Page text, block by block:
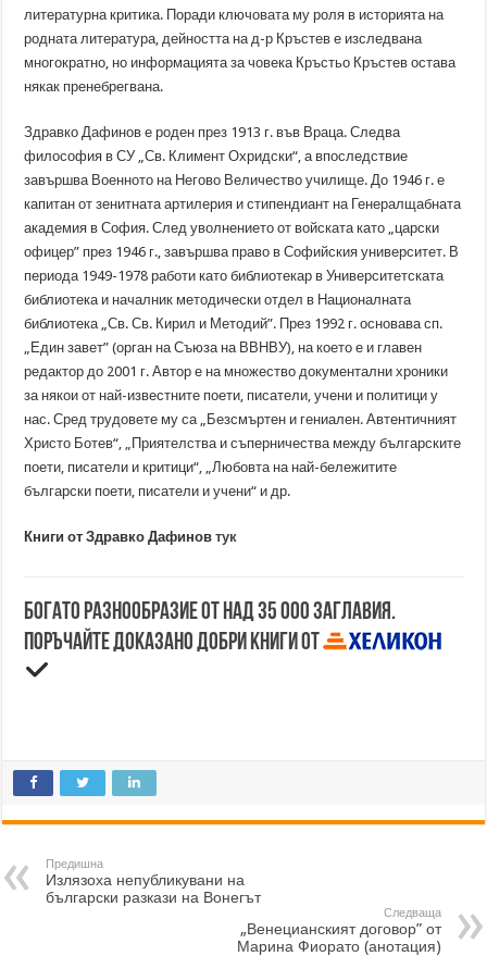
литературна критика. Поради ключовата му роля в историята на
родната литература, дейността на д-р Кръстев е изследвана
многократно, но информацията за човека Кръстьо Кръстев остава
някак пренебрегвана.
Здравко Дафинов е роден през 1913 г. във Враца. Следва
философия в СУ „Св. Климент Охридски“, а впоследствие
завършва Военното на Негово Величество училище. До 1946 г. е
капитан от зенитната артилерия и стипендиант на Генералщабната
академия в София. След уволнението от войската като „царски
офицер” през 1946 г., завършва право в Софийския университет. В
периода 1949-1978 работи като библиотекар в Университетската
библиотека и началник методически отдел в Националната
библиотека „Св. Св. Кирил и Методий”. През 1992 г. основава сп.
„Един завет” (орган на Съюза на ВВНВУ), на което е и главен
редактор до 2001 г. Автор е на множество документални хроники
за някои от най-известните поети, писатели, учени и политици у
нас. Сред трудовете му са „Безсмъртен и гениален. Автентичният
Христо Ботев“, „Приятелства и съперничества между българските
поети, писатели и критици“, „Любовта на най-бележитите
български поети, писатели и учени“ и др.
Книги от Здравко Дафиновтук
Богато разнообразие от над 35 000 заглавия.
Поръчайте доказано добри книги от
Предишна
Излязоха непубликувани на
български разкази на Вонегът
Следваща
„Венецианският договор” от
Марина Фиорато (анотация)